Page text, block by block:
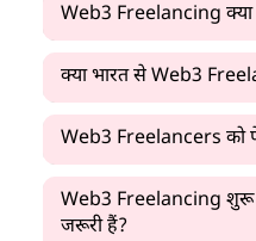
Web3 Freelancing क्या
क्या भारत से Web3
Web3 Freelancers को
Web3 Freelancing शुरू
जरूरी हैं?